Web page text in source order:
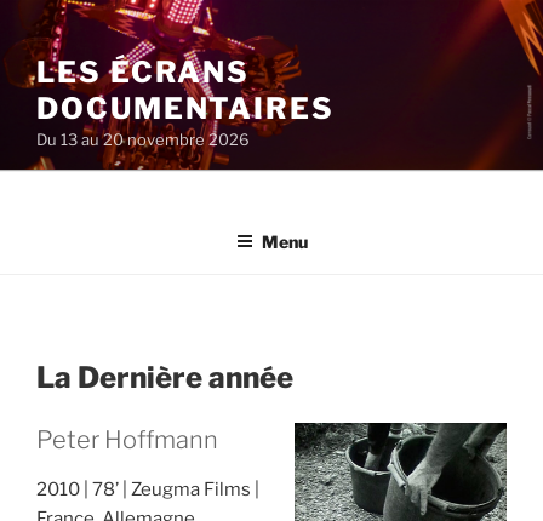
au
contenu
principal
LES ÉCRANS
DOCUMENTAIRES
Du 13 au 20 novembre 2026
Menu
La Dernière année
Peter Hoffmann
2010 78’
Zeugma Films